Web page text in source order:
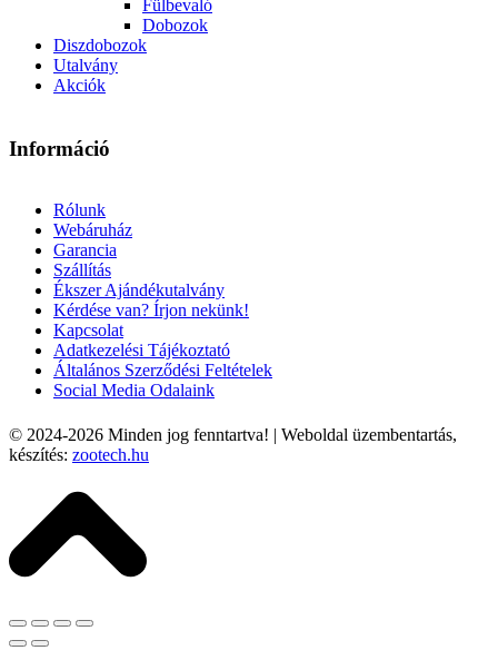
Fülbevaló
Dobozok
Diszdobozok
Utalvány
Akciók
Információ
Rólunk
Webáruház
Garancia
Szállítás
Ékszer Ajándékutalvány
Kérdése van? Írjon nekünk!
Kapcsolat
Adatkezelési Tájékoztató
Általános Szerződési Feltételek
Social Media Odalaink
© 2024-2026 Minden jog fenntartva! | Weboldal üzembentartás,
készítés: zootech.hu